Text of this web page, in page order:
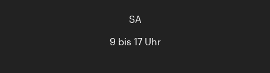
SA
9 bis 17 Uhr